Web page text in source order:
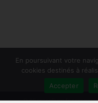
Publiersonlivre.fr
En poursuivant votre
cookies destinés à
Accepter